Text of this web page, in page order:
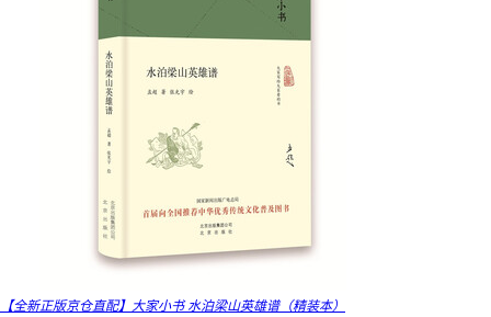
【全新正版京仓直配】大家小书 水泊梁山英雄谱（精装本）